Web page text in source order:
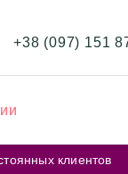
+38 (097) 151
клиентов